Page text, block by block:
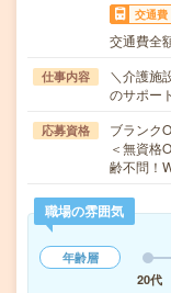
交通費
交通費全
仕事内容
＼介護施
のサポー
応募資格
ブランク
＜無資格
齢不問！
職場の雰囲気
年齢層
20代